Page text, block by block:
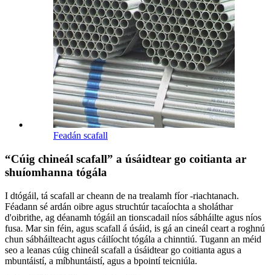
Feadán scafall
“Cúig chineál scafall” a úsáidtear go coitianta ar
shuíomhanna tógála
I dtógáil, tá scafall ar cheann de na trealamh fíor -riachtanach.
Féadann sé ardán oibre agus struchtúr tacaíochta a sholáthar
d'oibrithe, ag déanamh tógáil an tionscadail níos sábháilte agus níos
fusa. Mar sin féin, agus scafall á úsáid, is gá an cineál ceart a roghnú
chun sábháilteacht agus cáilíocht tógála a chinntiú. Tugann an méid
seo a leanas cúig chineál scafall a úsáidtear go coitianta agus a
mbuntáistí, a míbhuntáistí, agus a bpointí teicniúla.